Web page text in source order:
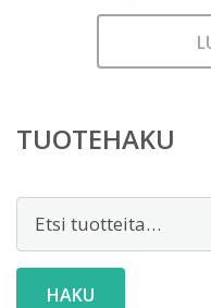
TUOTEHAKU
Etsi:
HAKU